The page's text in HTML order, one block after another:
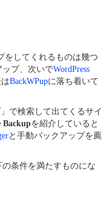
をしてくれるものは幾つ
ップ、次いでWordPress
BackWPupに落ち着いて
で検索して出てくるサイ
Backupを紹介していると
と手動バックアップを薦
条件を満たすものにな